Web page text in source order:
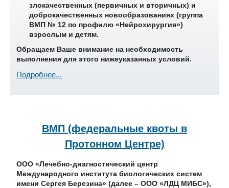
злокачественных (первичных и вторичных) и
доброкачественных новообразованиях (группа
ВМП № 12 по профилю «Нейрохирургия»)
взрослым и детям.
Обращаем Ваше внимание на необходимость
выполнения для этого нижеуказанных условий.
Подробнее...
ВМП (федеральные квоты в
Протонном Центре)
ООО «Лечебно-диагностический центр
Международного института биологических систем
имени Сергея Березина» (далее – ООО «ЛДЦ МИБС»),